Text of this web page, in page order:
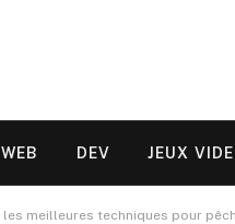
WEB DEV JEUX
les meilleures techniques pour